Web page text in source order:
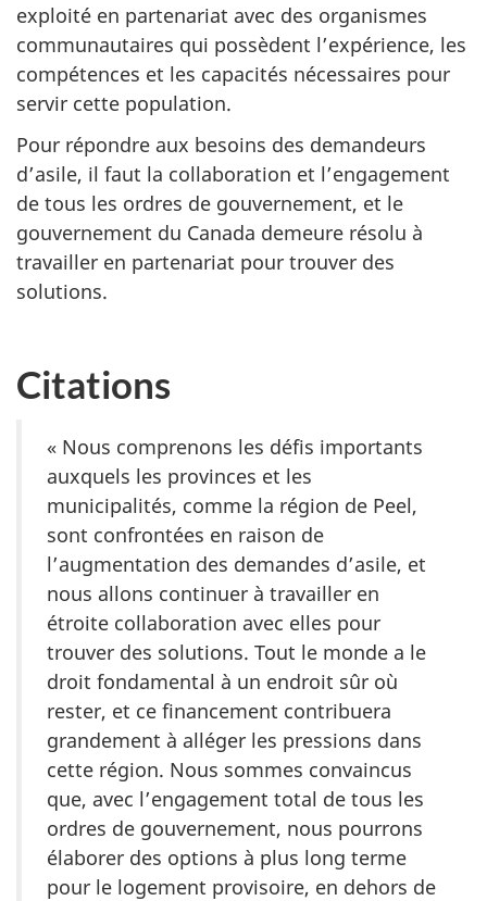
exploité en partenariat avec des organismes
communautaires qui possèdent l’expérience, les
compétences et les capacités nécessaires pour
servir cette population.
Pour répondre aux besoins des demandeurs
d’asile, il faut la collaboration et l’engagement
de tous les ordres de gouvernement, et le
gouvernement du Canada demeure résolu à
travailler en partenariat pour trouver des
solutions.
Citations
« Nous comprenons les défis importants
auxquels les provinces et les
municipalités, comme la région de Peel,
sont confrontées en raison de
l’augmentation des demandes d’asile, et
nous allons continuer à travailler en
étroite collaboration avec elles pour
trouver des solutions. Tout le monde a le
droit fondamental à un endroit sûr où
rester, et ce financement contribuera
grandement à alléger les pressions dans
cette région. Nous sommes convaincus
que, avec l’engagement total de tous les
ordres de gouvernement, nous pourrons
élaborer des options à plus long terme
pour le logement provisoire, en dehors de